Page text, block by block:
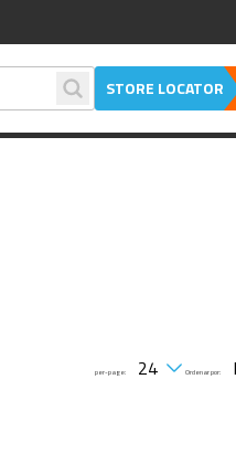
STORE LOCATOR
per-page: Ordenar por: